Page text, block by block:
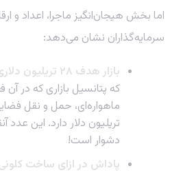
اما بخش هیجان‌انگیز ماجرا، اعداد
سرمایه‌گذاران نشان می‌دهد:
بازار هدف ۲۸ تریلیون دلاری:
که پتانسیل بازاری که در
تریلیون دلار دارد. این
دشوار است!
پاداش در ازای ساخت